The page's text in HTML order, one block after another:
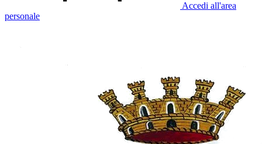
Accedi all'area
personale